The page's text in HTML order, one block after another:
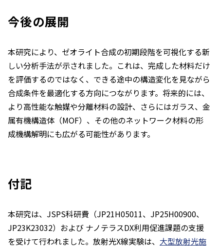
今後の展開
本研究により、ゼオライト合成の初期段階を可視化する新
しい分析手法が示されました。これは、完成した材料だけ
を評価するのではなく、できる途中の構造変化を見ながら
合成条件を最適化する方向につながります。将来的には、
より高性能な触媒や分離材料の設計、さらにはガラス、金
属有機構造体（MOF）、その他のネットワーク材料の形
成機構解明にも広がる可能性があります。
付記
本研究は、JSPS科研費（JP21H05011、JP25H00900、
JP23K23032）および ナノテラスDX利用促進課題の支援
を受けて行われました。放射光X線実験は、 大型放射光施